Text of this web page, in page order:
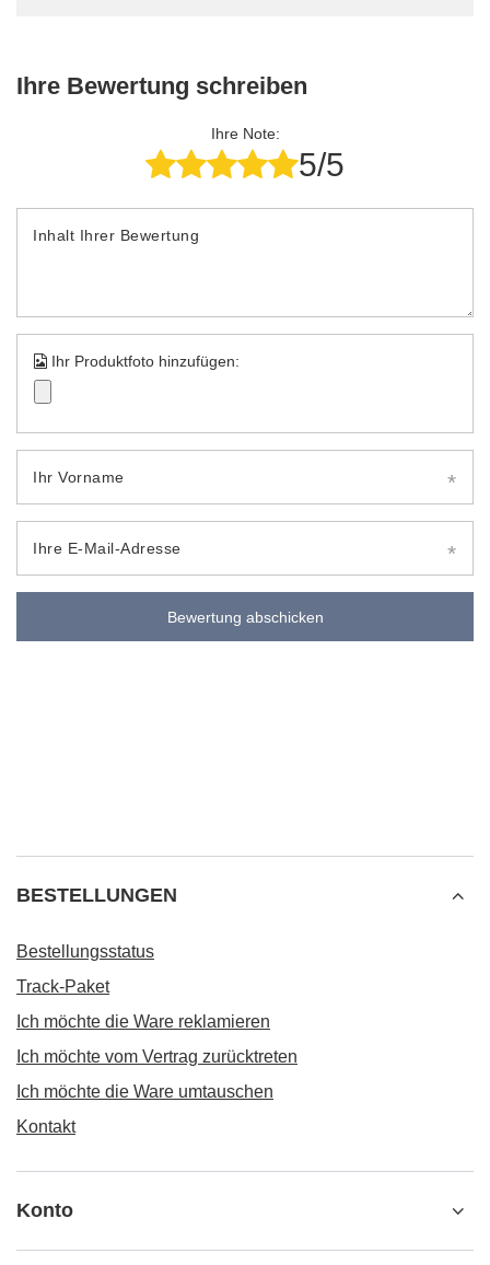
Ihre Bewertung schreiben
Ihre Note:
5/5
Inhalt Ihrer Bewertung
Ihr Produktfoto hinzufügen:
Ihr Vorname
Ihre E-Mail-Adresse
Bewertung abschicken
BESTELLUNGEN
Bestellungsstatus
Track-Paket
Ich möchte die Ware reklamieren
Ich möchte vom Vertrag zurücktreten
Ich möchte die Ware umtauschen
Kontakt
Konto